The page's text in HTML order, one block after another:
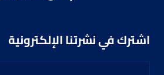
اشترك في نشرتنا الإلكترونية